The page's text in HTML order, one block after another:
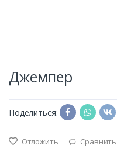
Джемпер
Поделиться:
Отложить Сравнить